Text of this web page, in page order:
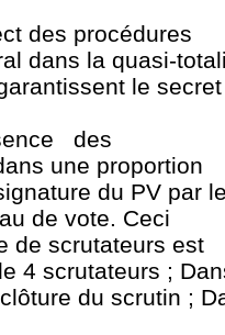
des procédures
dans la quasi-
le
des
une proportion
du PV par
de vote. Ceci
de scrutateurs est
4 scrutateurs ;
du scrutin ;